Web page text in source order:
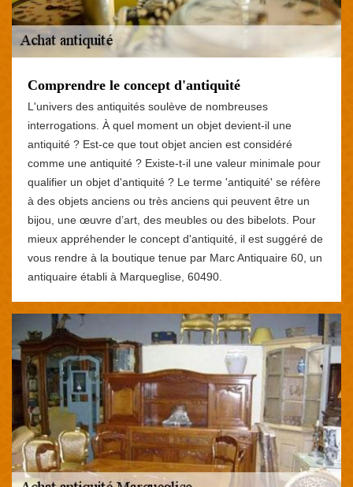
Comprendre le concept d'antiquité
L'univers des antiquités soulève de nombreuses
interrogations. À quel moment un objet devient-il une
antiquité ? Est-ce que tout objet ancien est considéré
comme une antiquité ? Existe-t-il une valeur minimale pour
qualifier un objet d'antiquité ? Le terme 'antiquité' se réfère
à des objets anciens ou très anciens qui peuvent être un
bijou, une œuvre d’art, des meubles ou des bibelots. Pour
mieux appréhender le concept d'antiquité, il est suggéré de
vous rendre à la boutique tenue par Marc Antiquaire 60, un
antiquaire établi à Marqueglise, 60490.